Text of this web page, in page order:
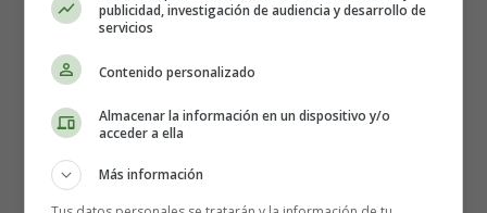
Día 29 ⇒ Teodosia - Maximino - Eleuterio
Día 30 ⇒ Fernando - Es el día de Canarias
Día 31 ⇒ Visitación de la Virgen Maria
💥Razones por las que los bebés de mayo son
publicidad, investigación de audiencia y desarrollo de
servicios
Contenido personalizado
Almacenar la información en un dispositivo y/o
acceder a ella
Más información